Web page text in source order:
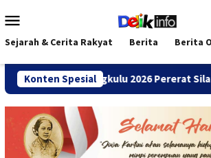
ke
kontenMobile
Sejarah & Cerita Rakyat Berita Berita
Konten Spesial
SMANDA Bengkulu 2026 Pererat